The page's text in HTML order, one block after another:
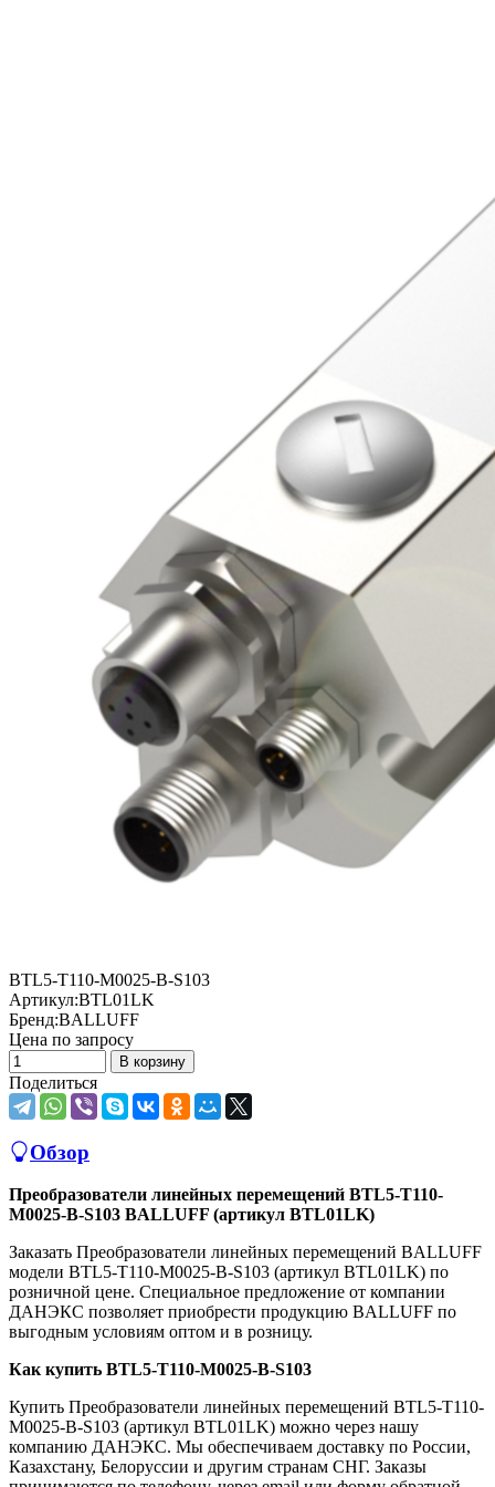
BTL5-T110-M0025-B-S103
Артикул:BTL01LK
Бренд:BALLUFF
Цена по запросу
В корзину
Поделиться
Обзор
Преобразователи линейных перемещений BTL5-T110-
M0025-B-S103 BALLUFF (артикул BTL01LK)
Заказать Преобразователи линейных перемещений BALLUFF
модели BTL5-T110-M0025-B-S103 (артикул BTL01LK) по
розничной цене. Специальное предложение от компании
ДАНЭКС позволяет приобрести продукцию BALLUFF по
выгодным условиям оптом и в розницу.
Как купить BTL5-T110-M0025-B-S103
Купить Преобразователи линейных перемещений BTL5-T110-
M0025-B-S103 (артикул BTL01LK) можно через нашу
компанию ДАНЭКС. Мы обеспечиваем доставку по России,
Казахстану, Белоруссии и другим странам СНГ. Заказы